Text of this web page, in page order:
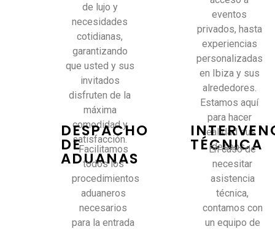
de lujo y
necesidades
cotidianas,
garantizando
que usted y sus
invitados
disfruten de la
máxima
comodidad y
satisfacción.
eventos
privados, hasta
experiencias
personalizadas
en Ibiza y sus
alrededores.
Estamos aquí
para hacer
realidad sus
deseos.
DESPACHO
DE
ADUANAS
Facilitamos
todos los
procedimientos
aduaneros
necesarios
para la entrada
TÉCNICA
En caso de
necesitar
asistencia
técnica,
contamos con
un equipo de